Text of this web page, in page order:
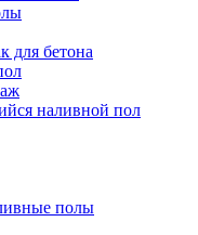
для бетона
наливной пол
полы